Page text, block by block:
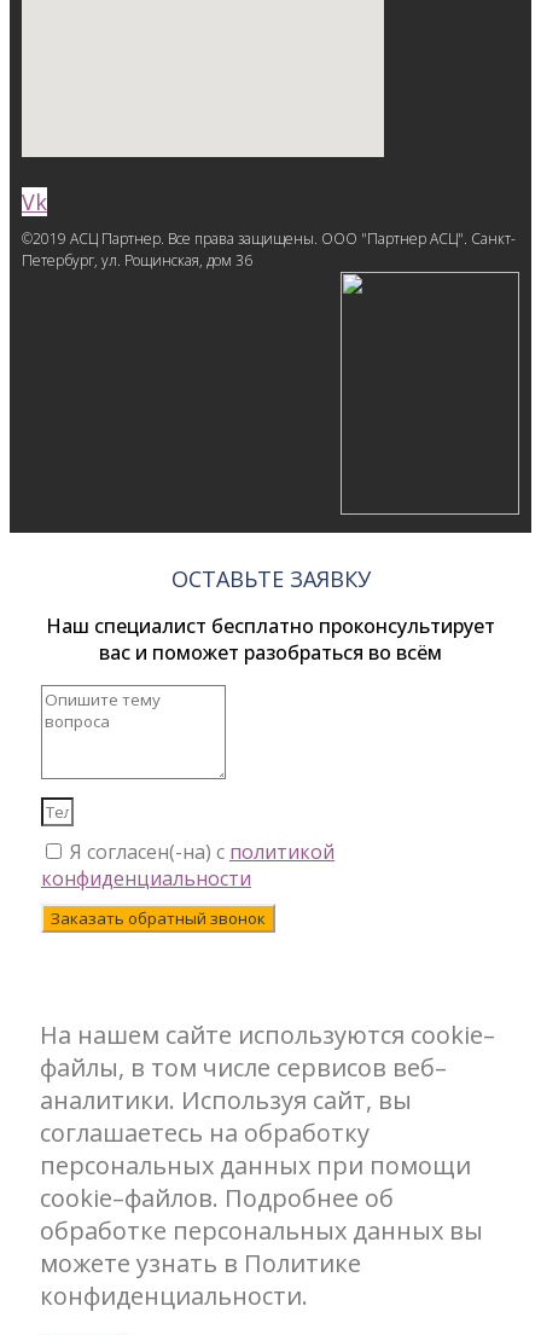
Vk
©2019 АСЦ Партнер. Все права защищены. ООО "Партнер АСЦ". Санкт-
Петербург, ул. Рощинская, дом 36
ОСТАВЬТЕ ЗАЯВКУ
Наш специалист бесплатно проконсультирует
вас и поможет разобраться во всём
Я согласен(-на) с политикой
конфиденциальности
Заказать обратный звонок
На нашем сайте используются cookie–
файлы, в том числе сервисов веб–
аналитики. Используя сайт, вы
соглашаетесь на обработку
персональных данных при помощи
cookie–файлов. Подробнее об
обработке персональных данных вы
можете узнать в Политике
конфиденциальности.